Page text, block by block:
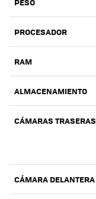
PROCESADOR
RAM
ALMACENAMIENTO
CÁMARAS TRASERAS
CÁMARA DELANTERA